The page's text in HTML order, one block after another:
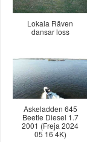
Lokala Räven
dansar loss
Askeladden 645
Beetle Diesel 1.7
2001 (Freja 2024
05 16 4K)